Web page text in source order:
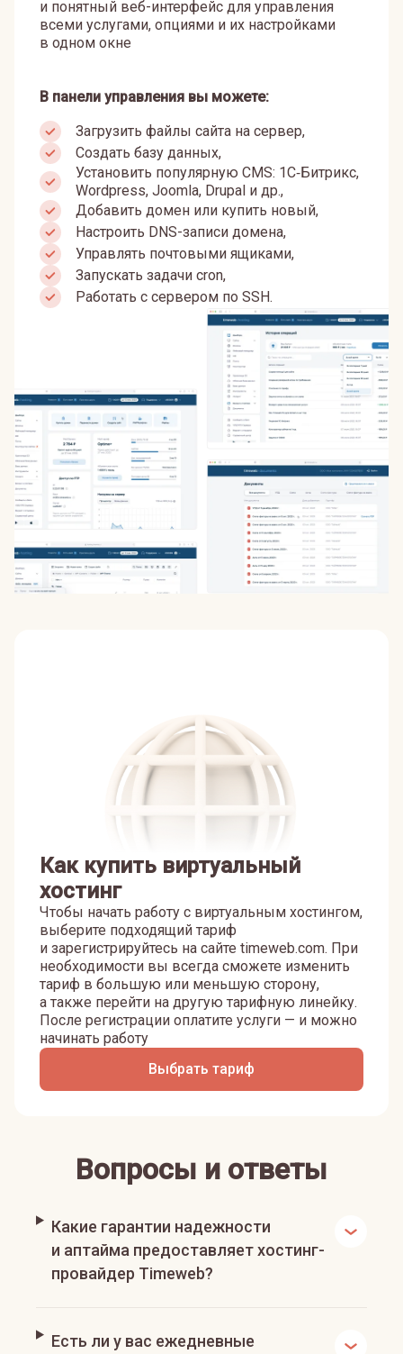
и понятный веб-интерфейс для управления
всеми услугами, опциями и их настройками
в одном окне
В панели управления вы можете:
Загрузить файлы сайта на сервер,
Создать базу данных,
Установить популярную CMS: 1С‑Битрикс,
Wordpress, Joomla, Drupal и др.,
Добавить домен или купить новый,
Настроить DNS-записи домена,
Управлять почтовыми ящиками,
Запускать задачи cron,
Работать с сервером по SSH.
Как купить виртуальный
хостинг
Чтобы начать работу с виртуальным хостингом,
выберите подходящий тариф
и зарегистрируйтесь на сайте timeweb.com. При
необходимости вы всегда сможете изменить
тариф в большую или меньшую сторону,
а также перейти на другую тарифную линейку.
После регистрации оплатите услуги — и можно
начинать работу
Выбрать тариф
Вопросы и ответы
Какие гарантии надежности
и аптайма предоставляет хостинг-
провайдер Timeweb?
Есть ли у вас ежедневные